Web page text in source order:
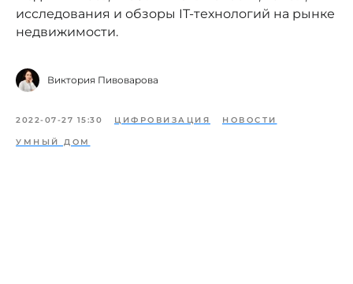
исследования и обзоры IT-технологий на рынке
недвижимости.
Виктория Пивоварова
2022-07-27 15:30 ЦИФРОВИЗАЦИЯ НОВОСТИ
УМНЫЙ ДОМ